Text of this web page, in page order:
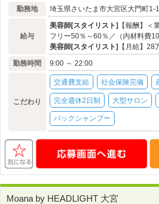
勤務地 埼玉県さいたま市大宮区大門町
給与
美容師[スタイリスト]
【報酬】＜
フリー50％～60％／（内材料費10
美容師[スタイリスト]
【月給】28
勤務時間
9:00 ～ 22:00
こだわり
交通費支給 社会保険完備
完全週休2日制 大型サロン
バックシャンプー
Moana by HEADLIGHT 大宮